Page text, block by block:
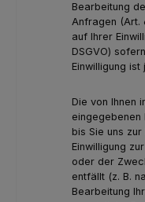
Bearbeitung
Anfragen (Art.
auf Ihrer
DSGVO)
Einwilligung
Die von Ihnen
eingegebenen
bis Sie uns
Einwilligung
oder der
entfällt (z. B.
Bearbeitung